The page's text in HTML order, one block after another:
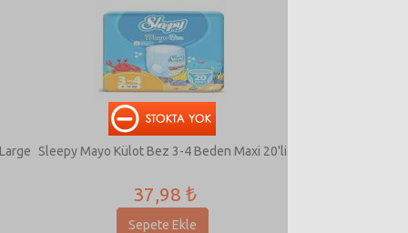
Sleepy Mayo Külot Bez 3-4 Beden Maxi 20'li
37,98 ₺
Sepete Ekle